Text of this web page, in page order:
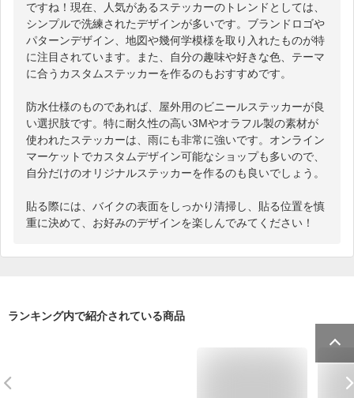
ですね！現在、人気があるステッカーのトレンドとしては、
シンプルで洗練されたデザインが多いです。ブランドロゴや
パターンデザイン、地図や幾何学模様を取り入れたものが特
に注目されています。また、自分の趣味や好きな色、テーマ
に合うカスタムステッカーを作るのもおすすめです。
防水仕様のものであれば、屋外用のビニールステッカーが良
い選択肢です。特に耐久性の高い3Mやオラフル製の素材が
使われたステッカーは、雨にも非常に強いです。オンライン
マーケットでカスタムデザイン可能なショップも多いので、
自分だけのオリジナルステッカーを作るのも良いでしょう。
貼る際には、バイクの表面をしっかり清掃し、貼る位置を慎
重に決めて、お好みのデザインを楽しんでみてください！
ランキング内で紹介されている商品